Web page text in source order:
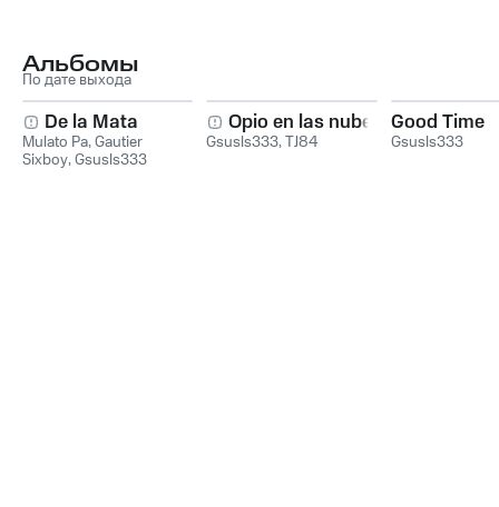
Альбомы
По дате выхода
De la Mata
Mulato Pa,Gautier
Sixboy,Gsusls333
Opio en las nubes
Gsusls333,TJ84
Good Time
Gsusls333